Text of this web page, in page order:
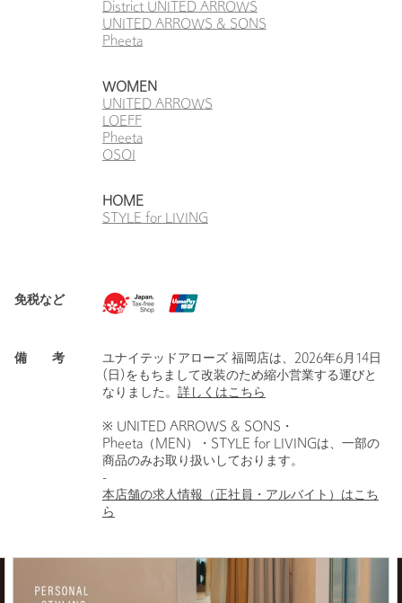
District UNITED ARROWS
UNITED ARROWS & SONS
Pheeta
WOMEN
UNITED ARROWS
LOEFF
Pheeta
OSOI
HOME
STYLE for LIVING
免税など
備 考
ユナイテッドアローズ 福岡店は、2026年6月14日
(日)をもちまして改装のため縮小営業する運びと
なりました。 詳しくはこちら
※ UNITED ARROWS & SONS・
Pheeta（MEN）・STYLE for LIVINGは、一部の
商品のみお取り扱いしております。
-
本店舗の求人情報（正社員・アルバイト）はこち
ら